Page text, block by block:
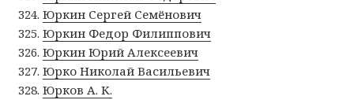
Юркин Сергей Семёнович
Юркин Федор Филиппович
Юркин Юрий Алексеевич
Юрко Николай Васильевич
Юрков А. К.